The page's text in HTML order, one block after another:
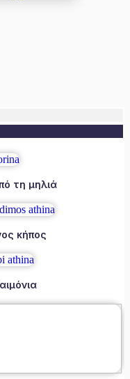
τη μηλιά
κήπος